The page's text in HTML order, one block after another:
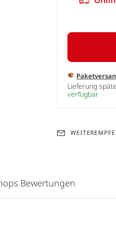
Lieferung
verfügbar
Bewertungen